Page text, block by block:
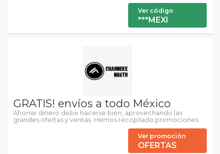
Ver código
***MEXI
GRATIS! envíos a todo México
Ahorrar dinero debe hacerse bien, aprovechando las
grandes ofertas y ventas. Hemos recopilado promociones.
Ver promoción
OFERTAS